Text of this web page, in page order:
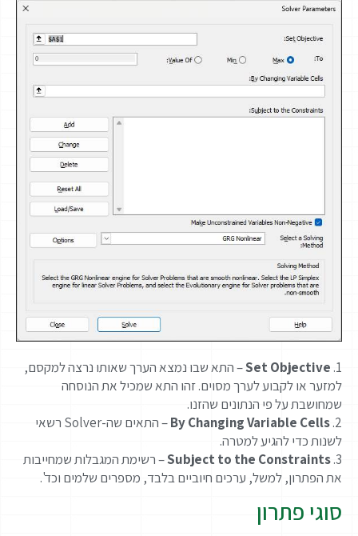
1.
Set Objective– התא שבו נמצא הערך שאותו נרצה למקסם,
למזער או לקבוע לערך מסוים. זהו התא שמכיל את הנוסחה
שמחושבת על פי הנתונים שהזנו.
2.
By Changing Variable Cells
– התאים שה-Solver רשאי
לשנות כדי להגיע למטרה.
3.
Subject to the Constraints– רשימת המגבלות שמחייבות
את הפתרון, למשל, ערכים חיוביים בלבד, מספרים שלמים וכד'.
סוגי פתרון